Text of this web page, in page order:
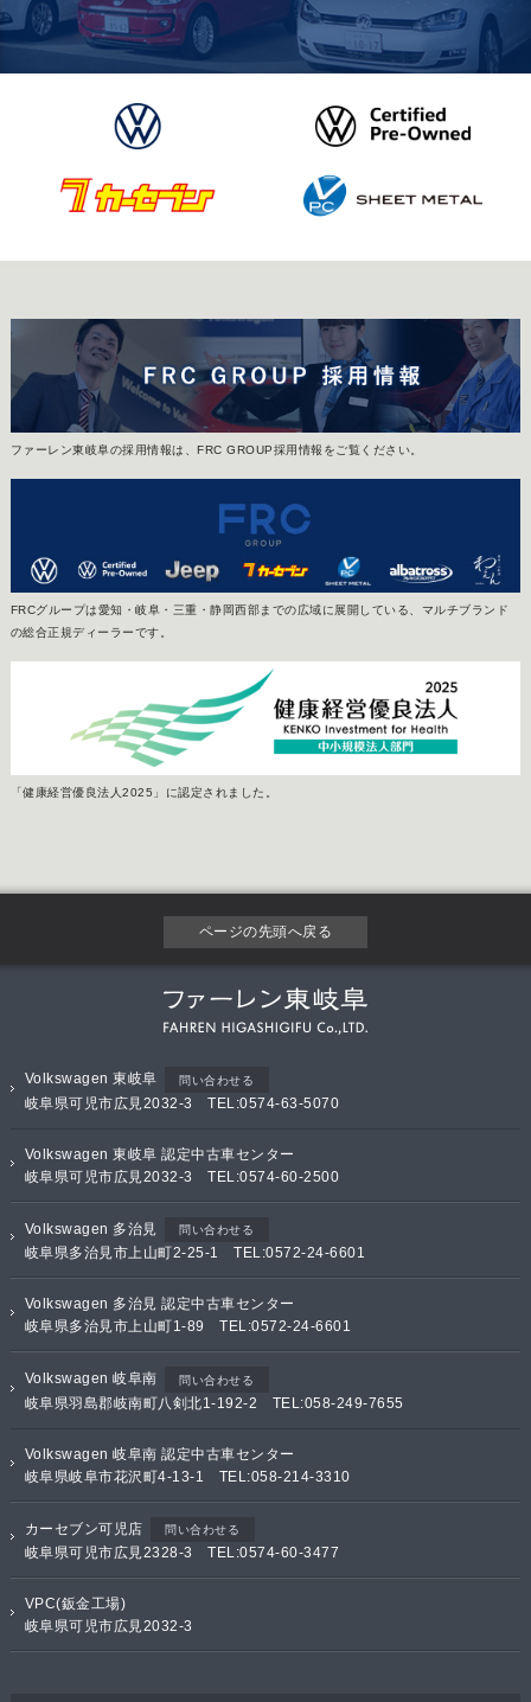
ファーレン東岐阜の採用情報は、FRC GROUP採用情報をご覧ください。
FRCグループは愛知・岐阜・三重・静岡西部までの広域に展開している、マルチブランド
の総合正規ディーラーです。
「健康経営優良法人2025」に認定されました。
ページの先頭へ戻る
Volkswagen 東岐阜 問い合わせる
岐阜県可児市広見2032-3 TEL:0574-63-5070
Volkswagen 東岐阜 認定中古車センター
岐阜県可児市広見2032-3 TEL:0574-60-2500
Volkswagen 多治見 問い合わせる
岐阜県多治見市上山町2-25-1 TEL:0572-24-6601
Volkswagen 多治見 認定中古車センター
岐阜県多治見市上山町1-89 TEL:0572-24-6601
Volkswagen 岐阜南 問い合わせる
岐阜県羽島郡岐南町八剣北1-192-2 TEL:058-249-7655
Volkswagen 岐阜南 認定中古車センター
岐阜県岐阜市花沢町4-13-1 TEL:058-214-3310
カーセブン可児店 問い合わせる
岐阜県可児市広見2328-3 TEL:0574-60-3477
VPC(鈑金工場)
岐阜県可児市広見2032-3